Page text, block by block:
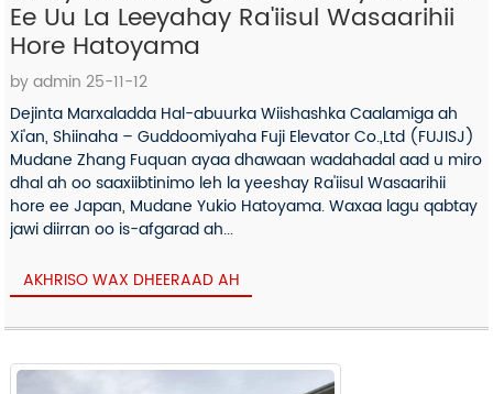
Ee Uu La Leeyahay Ra'iisul Wasaarihii
Hore Hatoyama
by admin 25-11-12
Dejinta Marxaladda Hal-abuurka Wiishashka Caalamiga ah
Xi'an, Shiinaha – Guddoomiyaha Fuji Elevator Co.,Ltd (FUJISJ)
Mudane Zhang Fuquan ayaa dhawaan wadahadal aad u miro
dhal ah oo saaxiibtinimo leh la yeeshay Ra'iisul Wasaarihii
hore ee Japan, Mudane Yukio Hatoyama. Waxaa lagu qabtay
jawi diirran oo is-afgarad ah...
AKHRISO WAX DHEERAAD AH